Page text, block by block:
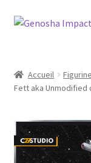
Aller
navigation
Aller
Cart
Checkout
My account
Accueil
Fett aka Unmodified